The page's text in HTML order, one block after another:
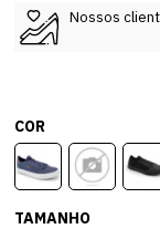
Nossos
COR
TAMANHO